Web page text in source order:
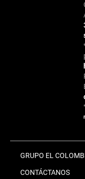
GRUPO EL
CONTÁCTANOS